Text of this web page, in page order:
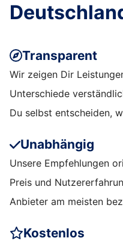
Transparent
Wir zeigen Dir
Unterschiede
Du selbst entscheiden,
Unabhängig
Unsere Empfehlungen
Preis und
Anbieter am meisten
Kostenlos